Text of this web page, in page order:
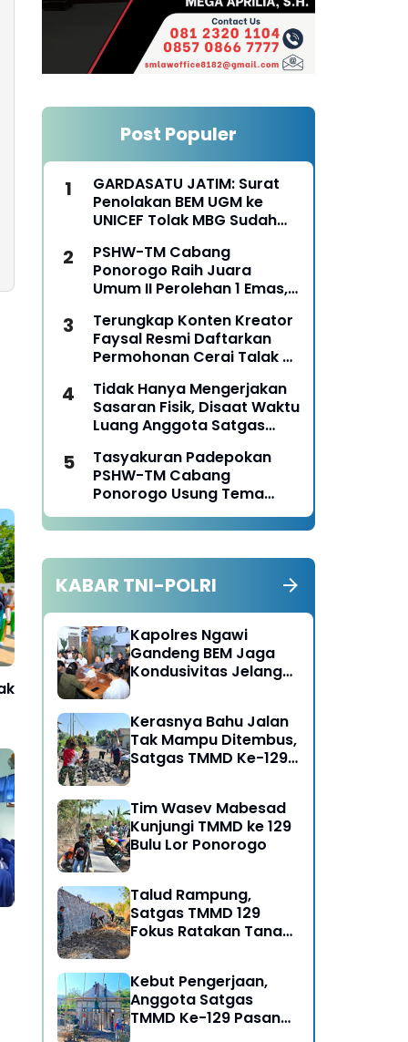
Post Populer
GARDASATU JATIM: Surat
Penolakan BEM UGM ke
UNICEF Tolak MBG Sudah
PSHW-TM Cabang
Ponorogo Raih Juara
Umum II Perolehan 1 Emas,
pada Kejurkab IPSI
Ponorogo Tahun 2026
Terungkap Konten Kreator
Faysal Resmi Daftarkan
Permohonan Cerai Talak Di
Ponorogo
Tidak Hanya Mengerjakan
Sasaran Fisik, Disaat Waktu
Luang Anggota Satgas
Tangan Bantu Warga
Panen Jagung
Tasyakuran Padepokan
PSHW-TM Cabang
Ponorogo Usung Tema
Bersatu dalam
Persaudaraan, Berkarya
Tanggungjawab
KABAR TNI-POLRI
Kapolres Ngawi
Gandeng BEM Jaga
Kondusivitas Jelang
Kerasnya Bahu Jalan
Tak Mampu Ditembus,
Satgas TMMD Ke-129
Tim Wasev Mabesad
Kunjungi TMMD ke 129
Bulu Lor Ponorogo
Talud Rampung,
Satgas TMMD 129
Fokus Ratakan Tanah
Kebut Pengerjaan,
Anggota Satgas
TMMD Ke-129 Pasang